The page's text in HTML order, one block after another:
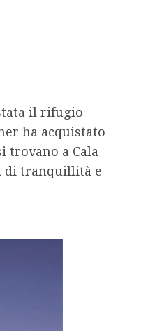
il rifugio
ha acquistato
trovano a Cala
di tranquillità e